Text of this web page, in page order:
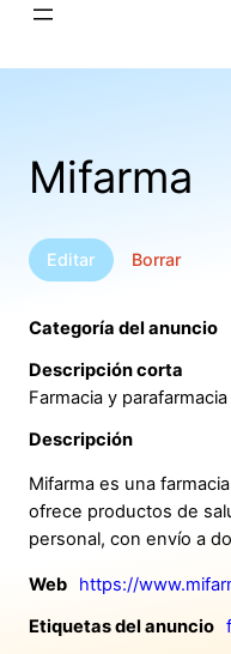
Saltar
Mifarma
Editar Borrar
Categoría del anuncio
Descripción corta
Farmacia y
Descripción
Mifarma es una
ofrece productos de
personal, con envío a
Web
https://
Etiquetas del anuncio